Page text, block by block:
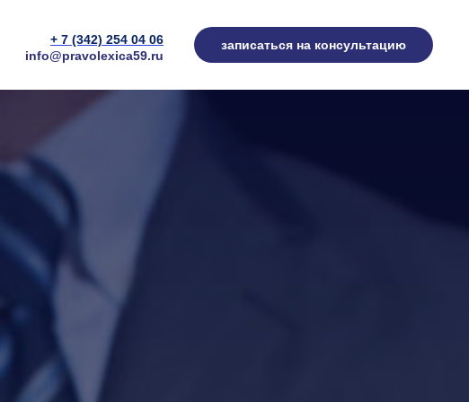
+ 7 (342) 254 04 06
info@pravolexica59.ru
записаться на консультацию